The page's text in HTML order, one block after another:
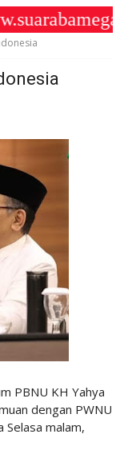
PBNU KH Yahya
dengan PWNU
malam,